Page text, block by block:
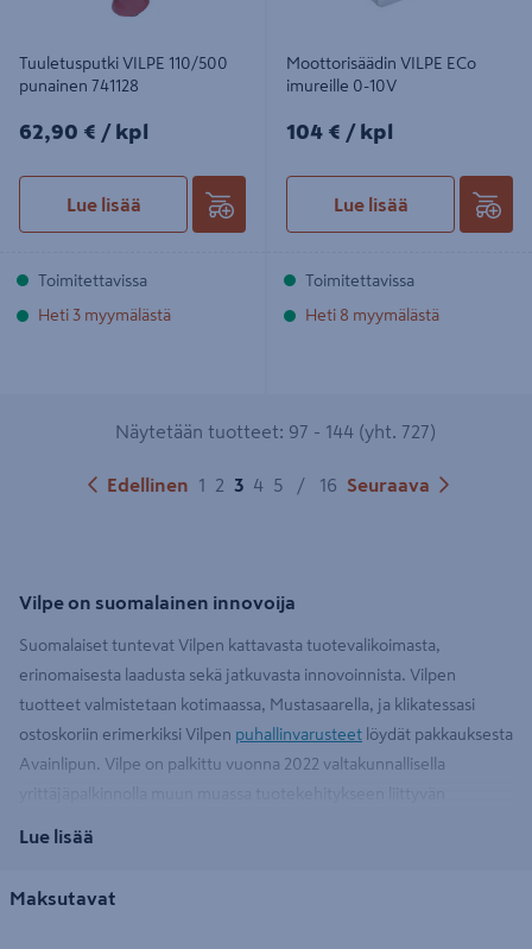
Tuuletusputki VILPE 110/500
punainen 741128
62,90€/kpl
62,90 € / kpl
Lue lisää
Toimitettavissa
Heti 3 myymälästä
Moottorisäädin VILPE ECo
imureille 0-10V
104€/kpl
104 € / kpl
Lue lisää
Toimitettavissa
Heti 8 myymälästä
Näytetään tuotteet: 97 - 144 (yht. 727)
Edellinen 1 2 3 4 5 / 16 Seuraava
Vilpe on suomalainen innovoija
Suomalaiset tuntevat Vilpen kattavasta tuotevalikoimasta,
erinomaisesta laadusta sekä jatkuvasta innovoinnista. Vilpen
tuotteet valmistetaan kotimaassa, Mustasaarella, ja klikatessasi
ostoskoriin erimerkiksi Vilpen puhallinvarusteet löydät pakkauksesta
Avainlipun. Vilpe on palkittu vuonna 2022 valtakunnallisella
Vilpe on yksi pohjoismaisen rakennusteollisuuden arvostetuimpia
Lue lisää
Maksutavat